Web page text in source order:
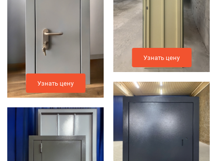
Узнать цену
Узнать цену